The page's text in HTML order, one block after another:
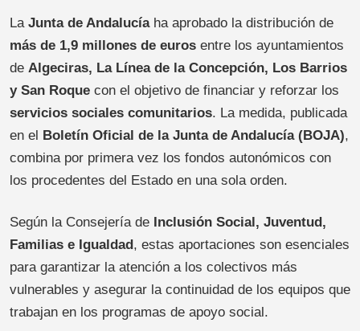
La Junta de Andalucíaha aprobado la distribución de
más de 1,9 millones de euros entre los ayuntamientos
de Algeciras, La Línea de la Concepción, Los Barrios
y San Roque con el objetivo de financiar y reforzar los
servicios sociales comunitarios. La medida, publicada
en el
Boletín Oficial de la Junta de Andalucía (BOJA),
combina por primera vez los fondos autonómicos con
los procedentes del Estado en una sola orden.
Según la Consejería de Inclusión Social, Juventud,
Familias e Igualdad , estas aportaciones son esenciales
para garantizar la atención a los colectivos más
vulnerables y asegurar la continuidad de los equipos que
trabajan en los programas de apoyo social.